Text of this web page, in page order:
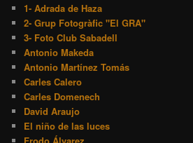
1- Adrada de Haza
2- Grup Fotogràfic "El GRA"
3- Foto Club Sabadell
Antonio Makeda
Antonio Martínez Tomás
Carles Calero
Carles Domenech
David Araujo
El niño de las luces